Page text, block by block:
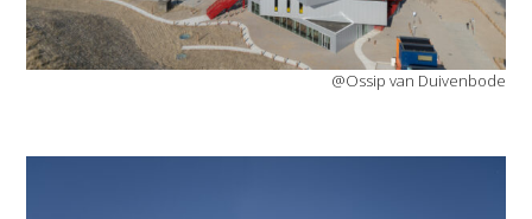
@Ossip van Duivenbode